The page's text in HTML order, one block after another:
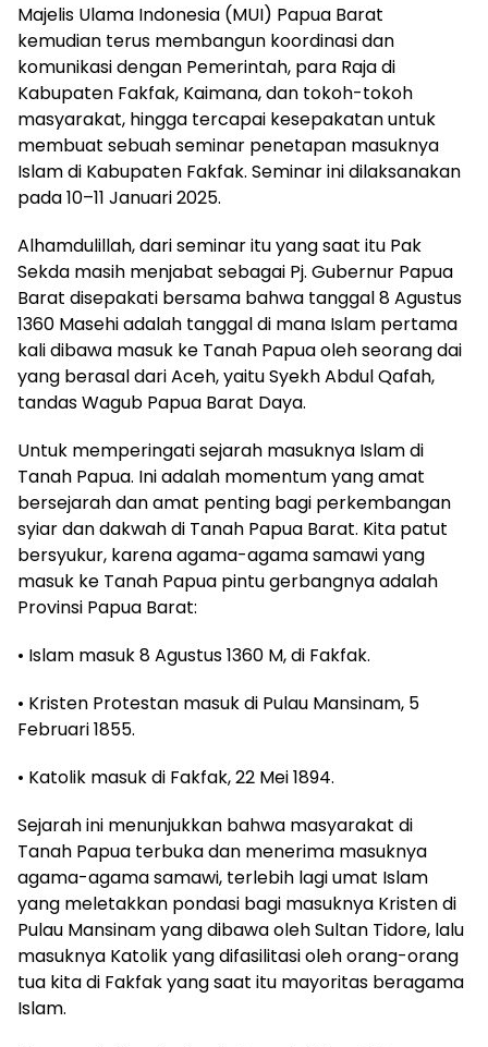
Majelis Ulama Indonesia (MUI) Papua Barat
kemudian terus membangun koordinasi dan
komunikasi dengan Pemerintah, para Raja di
Kabupaten Fakfak, Kaimana, dan tokoh-tokoh
masyarakat, hingga tercapai kesepakatan untuk
membuat sebuah seminar penetapan masuknya
Islam di Kabupaten Fakfak. Seminar ini dilaksanakan
pada 10–11 Januari 2025.
Alhamdulillah, dari seminar itu yang saat itu Pak
Sekda masih menjabat sebagai Pj. Gubernur Papua
Barat disepakati bersama bahwa tanggal 8 Agustus
1360 Masehi adalah tanggal di mana Islam pertama
kali dibawa masuk ke Tanah Papua oleh seorang dai
yang berasal dari Aceh, yaitu Syekh Abdul Qafah,
tandas Wagub Papua Barat Daya.
Untuk memperingati sejarah masuknya Islam di
Tanah Papua. Ini adalah momentum yang amat
bersejarah dan amat penting bagi perkembangan
syiar dan dakwah di Tanah Papua Barat. Kita patut
bersyukur, karena agama-agama samawi yang
masuk ke Tanah Papua pintu gerbangnya adalah
Provinsi Papua Barat:
• Islam masuk 8 Agustus 1360 M, di Fakfak.
• Kristen Protestan masuk di Pulau Mansinam, 5
Februari 1855.
• Katolik masuk di Fakfak, 22 Mei 1894.
Sejarah ini menunjukkan bahwa masyarakat di
Tanah Papua terbuka dan menerima masuknya
agama-agama samawi, terlebih lagi umat Islam
yang meletakkan pondasi bagi masuknya Kristen di
Pulau Mansinam yang dibawa oleh Sultan Tidore, lalu
masuknya Katolik yang difasilitasi oleh orang-orang
tua kita di Fakfak yang saat itu mayoritas beragama
Islam.